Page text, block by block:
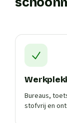
Bureaus,
stofvrij en